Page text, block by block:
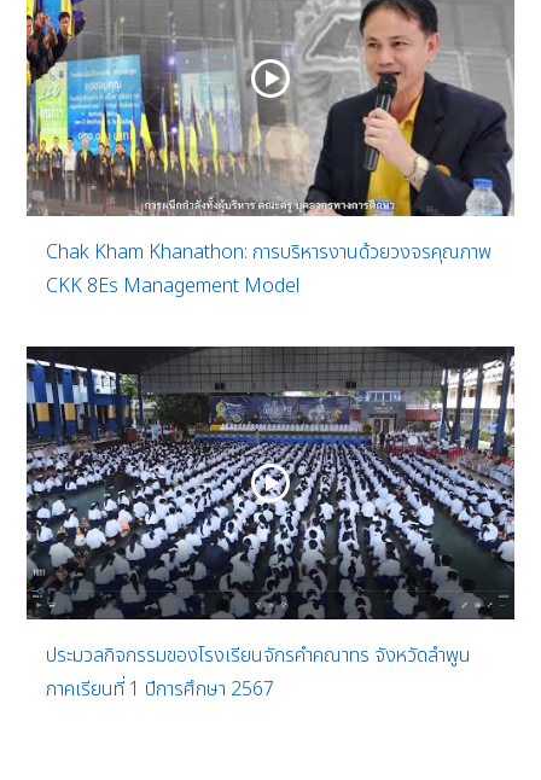
Chak Kham Khanathon: การบริหารงานด้วยวงจรคุณภาพ
CKK 8Es Management Model
ประมวลกิจกรรมของโรงเรียนจักรคำคณาทร จังหวัดลำพูน
ภาคเรียนที่ 1 ปีการศึกษา 2567